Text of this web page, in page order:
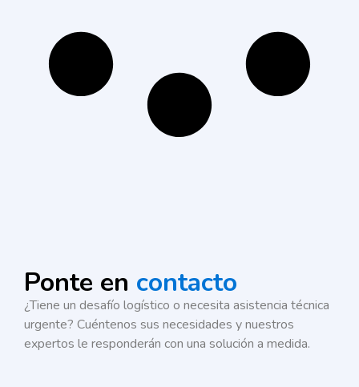
Ponte en contacto
¿Tiene un desafío logístico o necesita asistencia técnica
urgente? Cuéntenos sus necesidades y nuestros
expertos le responderán con una solución a medida.